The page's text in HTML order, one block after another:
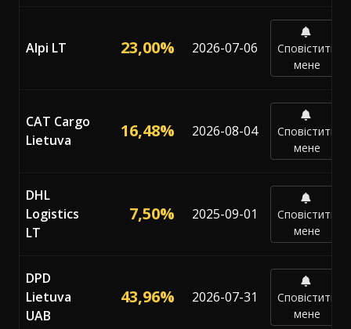
Alpi LT 23,00% 2026-07-06
Сповістити
мене
CAT Cargo
Lietuva
16,48% 2026-08-04
Сповістити
мене
DHL
Logistics
LT
7,50% 2025-09-01
Сповістити
мене
DPD
Lietuva
UAB
43,96% 2026-07-31
Сповістити
мене